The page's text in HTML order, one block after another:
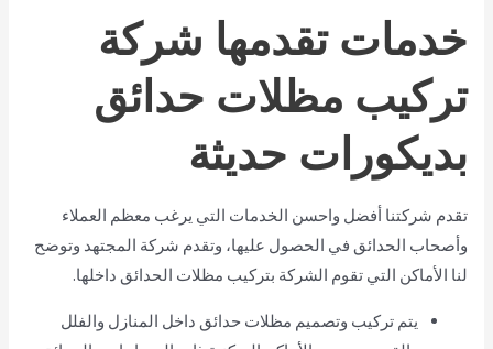
خدمات تقدمها شركة
تركيب مظلات حدائق
بديكورات حديثة
تقدم شركتنا أفضل واحسن الخدمات التي يرغب معظم العملاء
وأصحاب الحدائق في الحصول عليها، وتقدم شركة المجتهد وتوضح
لنا الأماكن التي تقوم الشركة بتركيب مظلات الحدائق داخلها.
يتم تركيب وتصميم مظلات حدائق داخل المنازل والفلل